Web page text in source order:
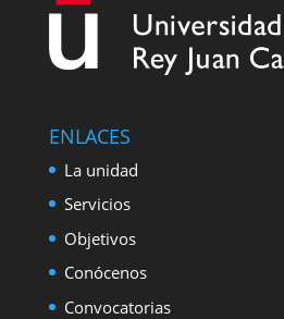
ENLACES
La unidad
Servicios
Objetivos
Conócenos
Convocatorias